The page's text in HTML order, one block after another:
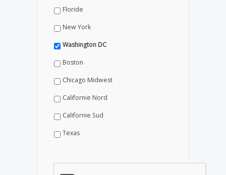
Floride
New York
Washington DC
Boston
Chicago Midwest
Californie Nord
Californie Sud
Texas